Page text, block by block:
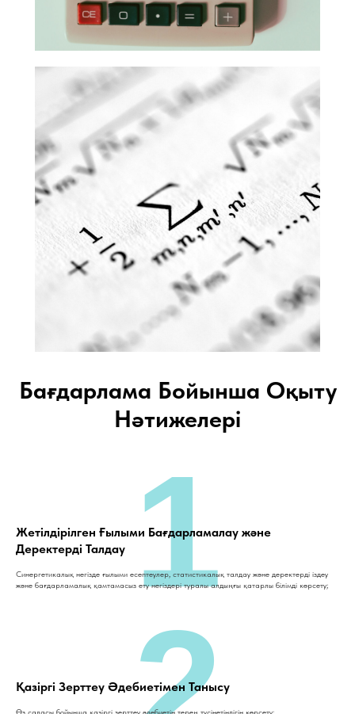
Бағдарлама Бойынша Оқыту
Нәтижелері
Жетілдірілген Ғылыми Бағдарламалау және
Деректерді Талдау
Синергетикалық негізде ғылыми есептеулер, статистикалық талдау және деректерді іздеу
және бағдарламалық қамтамасыз ету негіздері туралы алдыңғы қатарлы білімді көрсету;
1
Қазіргі Зерттеу Әдебиетімен Танысу
Өз саласы бойынша қазіргі зерттеу әдебиетін терең түсінетіндігін көрсету;